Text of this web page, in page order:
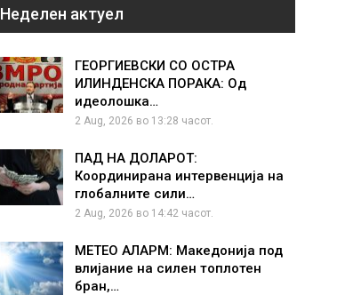
Неделен актуел
ГЕОРГИЕВСКИ СО ОСТРА
ИЛИНДЕНСКА ПОРАКА: Од
идеолошка…
2 Aug, 2026 во 13:28 часот.
ПАД НА ДОЛАРОТ:
Координирана интервенција на
глобалните сили…
2 Aug, 2026 во 14:42 часот.
МЕТЕО АЛАРМ: Македонија под
влијание на силен топлотен
бран,…